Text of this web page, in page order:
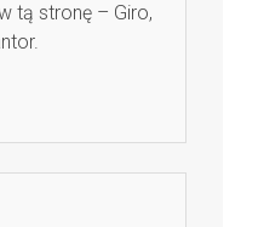
tą stronę – Giro,